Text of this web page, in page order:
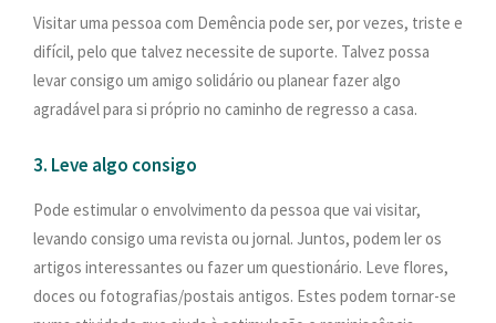
Visitar uma pessoa com Demência pode ser, por vezes, triste e
difícil, pelo que talvez necessite de suporte. Talvez possa
levar consigo um amigo solidário ou planear fazer algo
agradável para si próprio no caminho de regresso a casa.
3. Leve algo consigo
Pode estimular o envolvimento da pessoa que vai visitar,
levando consigo uma revista ou jornal. Juntos, podem ler os
artigos interessantes ou fazer um questionário. Leve flores,
doces ou fotografias/postais antigos. Estes podem tornar-se